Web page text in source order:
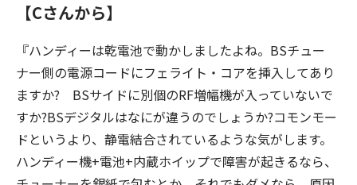
【Cさんから】
『ハンディーは乾電池で動かしましたよね。BSチュー
ナー側の電源コードにフェライト・コアを挿入してあり
ますか? BSサイドに別個のRF増幅機が入っていないで
すか?BSデジタルはなにが違うのでしょうか?コモンモー
ドというより、静電結合されているような気がします。
ハンディー機+電池+内蔵ホイップで障害が起きるなら、